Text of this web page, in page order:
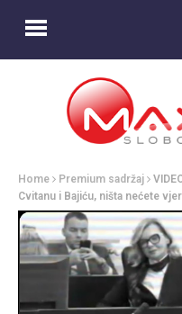
Home Premium sadržaj
Cvitanu i Bajiću, ništa nećete